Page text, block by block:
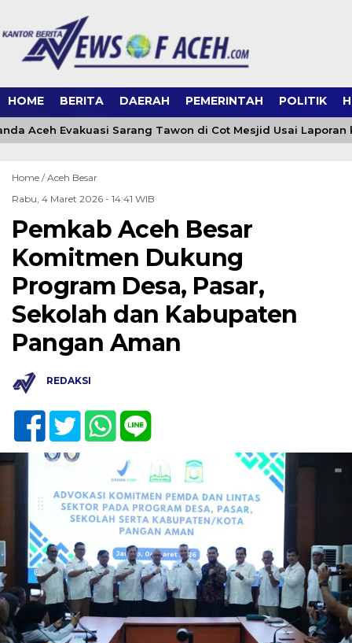
HOME BERITA DAERAH PEMERINTAH POLITIK
Aceh Evakuasi Sarang Tawon di Cot Mesjid Usai Laporan
Home /Aceh Besar
Rabu, 4 Maret 2026 - 14:41 WIB
Pemkab Aceh Besar
Komitmen Dukung
Program Desa, Pasar,
Sekolah dan Kabupaten
Pangan Aman
REDAKSI